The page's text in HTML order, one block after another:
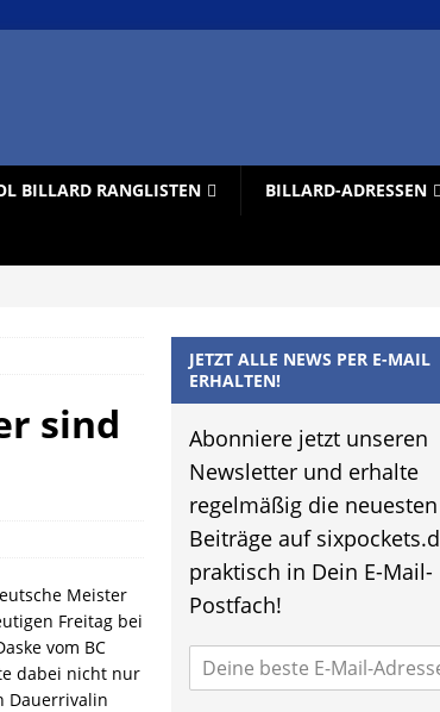
BILLARD RANGLISTEN BILLARD-ADRESSEN
sind
Meister
Freitag bei
vom BC
dabei nicht nur
Dauerrivalin
JETZT ALLE NEWS PER E-MAIL
ERHALTEN!
Abonniere jetzt unseren
Newsletter und erhalte
regelmäßig die neuesten
Beiträge auf
praktisch in Dein E-Mail-
Postfach!